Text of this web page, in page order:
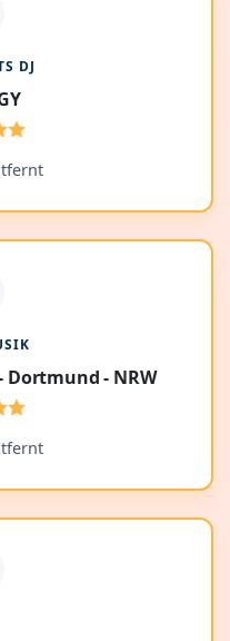
DJ
Dortmund - NRW